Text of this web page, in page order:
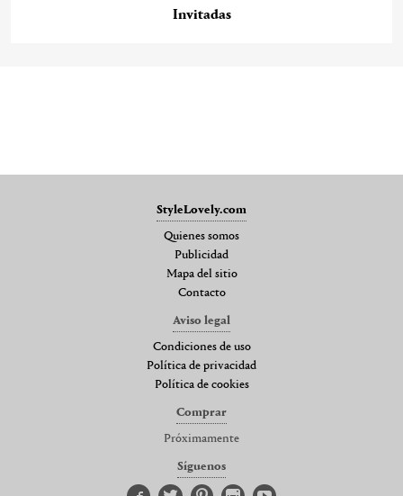
Invitadas
StyleLovely.com
Quienes somos
Publicidad
Mapa del sitio
Contacto
Aviso legal
Condiciones de uso
Política de privacidad
Política de cookies
Comprar
Próximamente
Síguenos